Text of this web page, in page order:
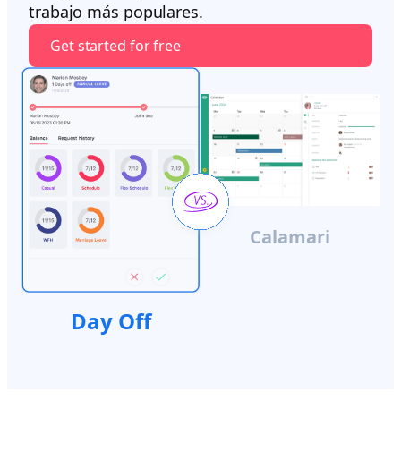
trabajo más populares.
Get started for free
Day Off
Calamari